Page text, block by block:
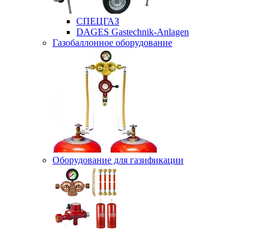
СПЕЦГАЗ
DAGES Gastechnik-Anlagen
Газобаллонное оборудование
Оборудование для газификации